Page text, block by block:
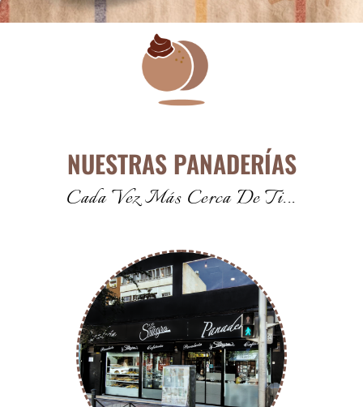
NUESTRAS PANADERÍAS
Cada Vez Más Cerca De Ti...